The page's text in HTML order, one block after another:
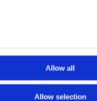
Allow all
Allow selection